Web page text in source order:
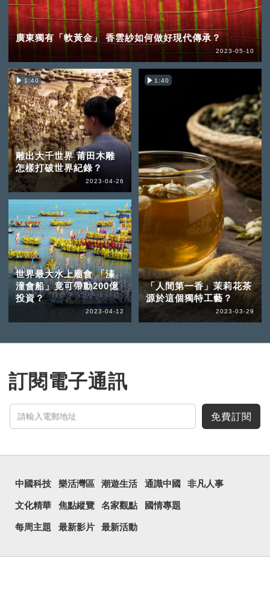
廣東獨有「軟黃金」 香雲紗如何做好現代傳承？
2023-05-10
1:40
雕出大千世界 莆田木雕
怎樣打破世界紀錄？
2023-04-26
世界最大水上廟會 「溱
潼會船」竟可帶動200億
投資？
2023-04-12
1:40
「人間第一香」茉莉花茶
源於這個獨特工藝？
2023-03-29
訂閱電子通訊
免費訂閱
中國科技 樂活灣區 潮遊生活 通識中國 非凡人事
文化精華 焦點縱覽 名家觀點 國情專題
每周主題 最新影片 最新活動